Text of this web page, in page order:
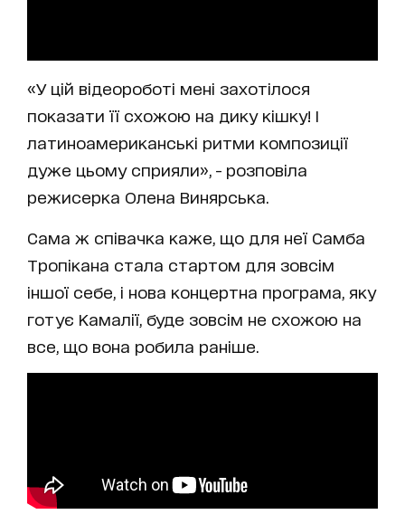
«У цій відеороботі мені захотілося
показати її схожою на дику кішку! І
латиноамериканські ритми композиції
дуже цьому сприяли», - розповіла
режисерка Олена Винярська.
Сама ж співачка каже, що для неї Самба
Тропікана стала стартом для зовсім
іншої себе, і нова концертна програма, яку
готує Камалії, буде зовсім не схожою на
все, що вона робила раніше.